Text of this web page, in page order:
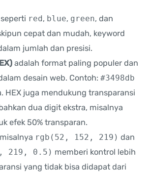
seperti red, blue, green, dan
cepat dan mudah, keyword
jumlah dan presisi.
adalah format paling populer dan
desain web. Contoh: #3498db
HEX juga mendukung transparansi
dua digit ekstra, misalnya
efek 50% transparan.
rgb(52, 152, 219) dan
219, 0.5) memberi kontrol lebih
yang tidak bisa didapat dari